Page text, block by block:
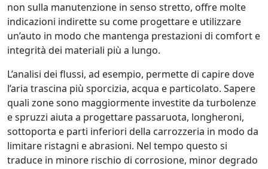
non sulla manutenzione in senso stretto, offre molte
indicazioni indirette su come progettare e utilizzare
un’auto in modo che mantenga prestazioni di comfort e
integrità dei materiali più a lungo.
L’analisi dei flussi, ad esempio, permette di capire dove
l’aria trascina più sporcizia, acqua e particolato. Sapere
quali zone sono maggiormente investite da turbolenze
e spruzzi aiuta a progettare passaruota, longheroni,
sottoporta e parti inferiori della carrozzeria in modo da
limitare ristagni e abrasioni. Nel tempo questo si
traduce in minore rischio di corrosione, minor degrado